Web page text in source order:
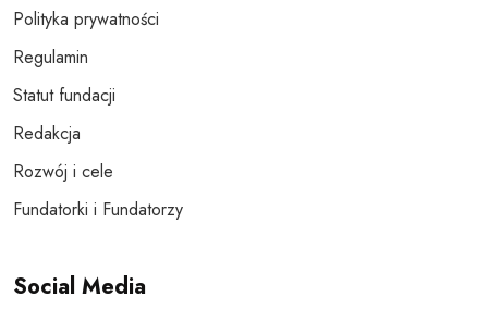
Polityka prywatności
Regulamin
Statut fundacji
Redakcja
Rozwój i cele
Fundatorki i Fundatorzy
Social Media